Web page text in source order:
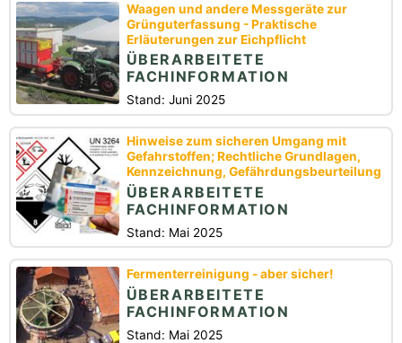
Waagen und andere Messgeräte zur
Grünguterfassung - Praktische
Erläuterungen zur Eichpflicht
ÜBERARBEITETE
FACHINFORMATION
Stand: Juni 2025
Hinweise zum sicheren Umgang mit
Gefahrstoffen; Rechtliche Grundlagen,
Kennzeichnung, Gefährdungsbeurteilung
ÜBERARBEITETE
FACHINFORMATION
Stand: Mai 2025
Fermenterreinigung - aber sicher!
ÜBERARBEITETE
FACHINFORMATION
Stand: Mai 2025